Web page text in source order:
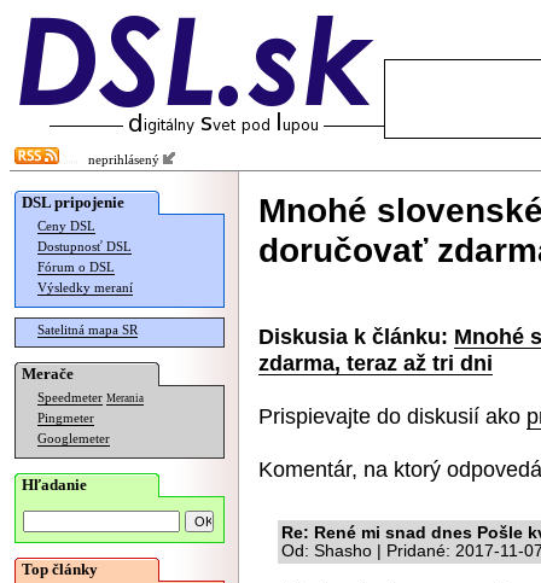
neprihlásený
DSL pripojenie
Ceny DSL
Dostupnosť DSL
Fórum o DSL
Výsledky meraní
Satelitná mapa SR
Merače
Speedmeter Merania
Pingmeter
Googlemeter
Hľadanie
Top články
Mnohé
doručovať
Diskusia k článku: Mnohé
zdarma, teraz až tri dni
Prispievajte do diskusií ako
Komentár, na ktorý
Re: René mi snad dnes Pošle
Od: Shasho | Pridané: 2017-11-